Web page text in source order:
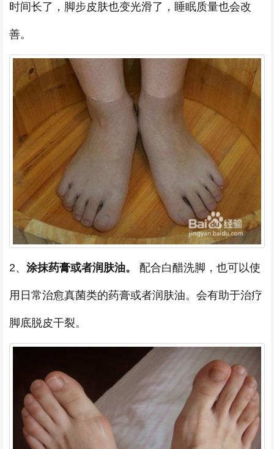
时间长了，脚步皮肤也变光滑了，睡眠质量也会改
善。
2、 涂抹药膏或者润肤油。 配合白醋洗脚，也可以使
用日常治愈真菌类的药膏或者润肤油。会有助于治疗
脚底脱皮干裂。